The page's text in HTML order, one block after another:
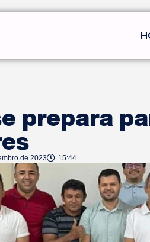
prepara
de 2023 15:44